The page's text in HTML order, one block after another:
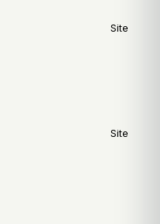
Site
Site